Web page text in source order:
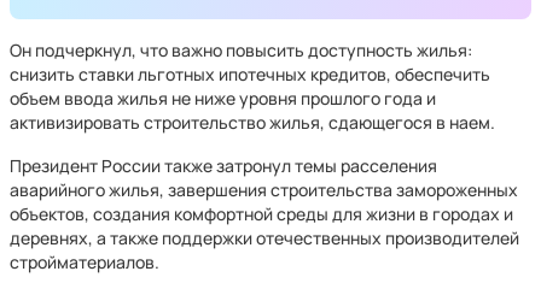
Он подчеркнул, что важно повысить доступность жилья:
снизить ставки льготных ипотечных кредитов, обеспечить
объем ввода жилья не ниже уровня прошлого года и
активизировать строительство жилья, сдающегося в наем.
Президент России также затронул темы расселения
аварийного жилья, завершения строительства замороженных
объектов, создания комфортной среды для жизни в городах и
деревнях, а также поддержки отечественных производителей
стройматериалов.